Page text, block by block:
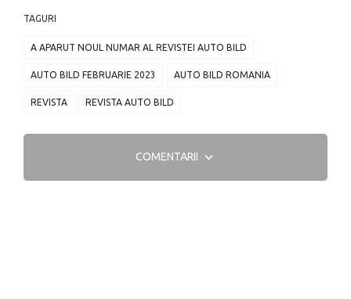
TAGURI
A APARUT NOUL NUMAR AL REVISTEI AUTO BILD
AUTO BILD FEBRUARIE 2023 AUTO BILD ROMANIA
REVISTA REVISTA AUTO BILD
COMENTARII